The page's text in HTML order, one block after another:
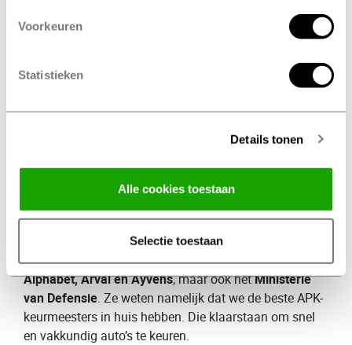
Voorkeuren
Statistieken
Details tonen
Alle cookies toestaan
Selectie toestaan
naar de verlichting van je voertuig. Maar ook
komen niet door de keuring en worden dus afgekeurd.
Kortom, de APK zorgt voor meer veiligheid en heeft ook
leasemaatschappijengaan
voor APK naar Profile
Steeds meer grote organisaties komen voor de APK-
keuring naar Profile. Leasemaatschappijen zoals
Alphabet, Arval en Ayvens, maar ook hetMinisterie
van Defensie. Ze weten namelijk dat we de beste APK-
keurmeesters in huis hebben. Die klaarstaan om snel
en vakkundig auto’s te keuren.